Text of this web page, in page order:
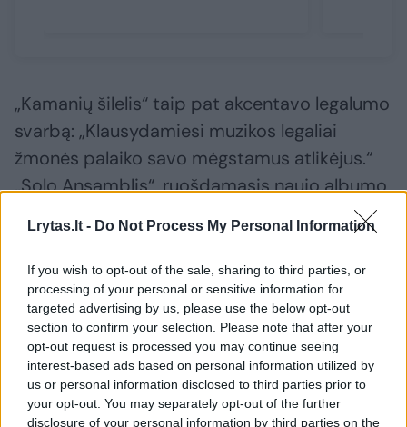
Lrytas.lt - Do Not Process My Personal Information
If you wish to opt-out of the sale, sharing to third parties, or
processing of your personal or sensitive information for
targeted advertising by us, please use the below opt-out
section to confirm your selection. Please note that after your
opt-out request is processed you may continue seeing
interest-based ads based on personal information utilized by
us or personal information disclosed to third parties prior to
your opt-out. You may separately opt-out of the further
disclosure of your personal information by third parties on the
„Kamanių šilelis“ taip pat akcentavo legalumo
svarbą: „Klausydamiesi muzikos legaliai
žmonės palaiko savo mėgstamus atlikėjus.“
„Solo Ansamblis“, ruošdamasis naujo albumo
išleidimui pavasarį, irgi ragino sąmoningai
rinktis, kur ir kaip yra klausoma muzika.
O Monika Liu dėkojo ir džiaugėsi augančiais
skaičiais: „Pastebiu, kad klausytojai dabar yra
išties sąmoningi ir supranta, kiek mes, kūrėjai,
įdedame darbo, pastangų, laiko, pinigų ir
širdies tam, kad ta muzika gimtų. Apie tai